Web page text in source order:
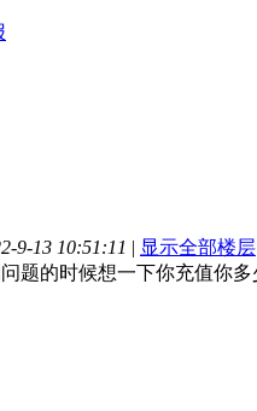
9-13 10:51:11 | 显示全部楼层
题的时候想一下你充值你多